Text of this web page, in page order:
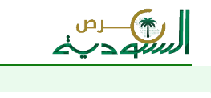
التجاوز
المحتوى